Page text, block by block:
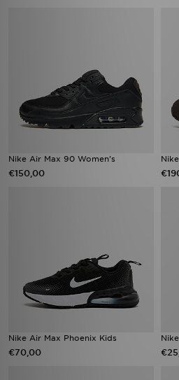
Nike Air Max 90 Women's
€150,00
Nike Air Max Phoenix Kids
€70,00